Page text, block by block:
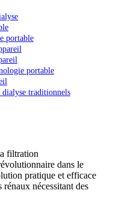
portable
portable
dialyse traditionnels
filtration
dans le
pratique et efficace
nécessitant des